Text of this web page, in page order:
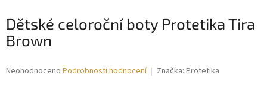
Dětské celoroční boty Protetika Tira
Brown
Průměrné
Neohodnoceno Podrobnosti hodnocení Značka: Protetika